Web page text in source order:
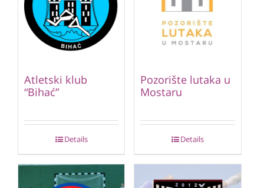
Atletski klub
“Bihać”
Details
Pozorište lutaka u
Mostaru
Details